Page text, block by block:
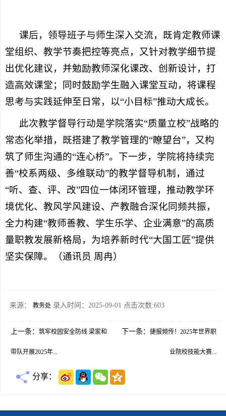
课后，领导班子与师生深入交流，既肯定教师课
堂组织、教学节奏把控等亮点，又针对教学细节提
出优化建议，并勉励教师深化课改、创新设计，打
造高效课堂；同时鼓励学生融入课堂互动，将课程
思考与实践延伸至日常，以“小目标”推动大成长。
此次教学督导行动是学院落实“质量立校”战略的
常态化举措，既搭建了教学管理的“瞭望台”，又构
筑了师生沟通的“连心桥”。下一步，学院将持续完
善“校系两级、多维联动”的教学督导机制，通过
“听、查、评、改”四位一体闭环管理，推动教学环
境优化、教风学风建设、产教融合深化同频共振，
全力构建“教师善教、学生乐学、企业满意”的高质
量职教发展新格局，为培养新时代“大国工匠”提供
坚实保障。
（通讯员 周冉）
来源： 教务处 录入时间：2025-09-01 点击次数:603
上一条： 筑牢校园安全防线 梁家和
带队开展2025年...
下一条：捷报频传！2025年世界职
业院校技能大赛...
分享：